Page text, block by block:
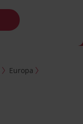
Europa